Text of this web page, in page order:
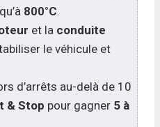
800°C.
et la conduite
le véhicule et
d’arrêts au-delà de 10
& Stop pour gagner 5 à